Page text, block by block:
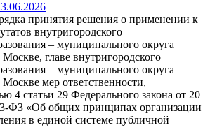
принятия решения о применении к
внутригородского
– муниципального округа
главе внутригородского
– муниципального округа
мер ответственности,
4 статьи 29 Федерального закона от 20
ФЗ «Об общих принципах организации
в единой системе публичной